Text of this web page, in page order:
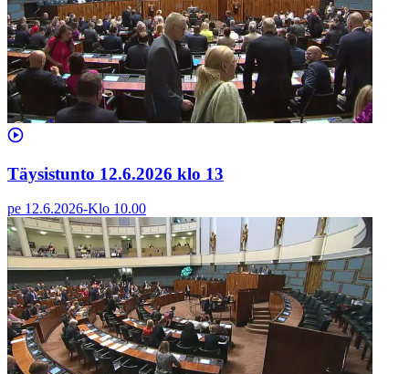
Täysistunto 12.6.2026 klo 13
pe 12.6.2026-Klo 10.00